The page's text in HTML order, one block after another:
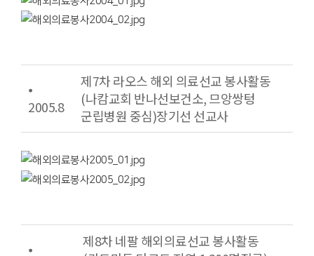
⦁
2005.8
제7차 라오스 해외 의료선교 봉사활동
(나캄교회 반나선보건소, 므앙쌍텅
군립병원 중심)장기선 선교사
⦁
제8차 네팔 해외의료선교 봉사활동